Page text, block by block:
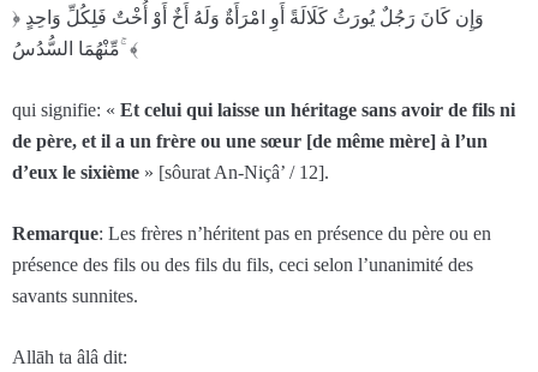
﴿ وَإِن كَانَ رَ‌جُلٌ يُورَ‌ثُ كَلَالَةً أَوِ امْرَ‌أَةٌ وَلَهُ أَخٌ أَوْ أُخْتٌ فَلِكُلِّ وَاحِدٍ
مِّنْهُمَا السُّدُسُ ۚ ﴾
qui signifie: « Et celui qui laisse un héritage sans avoir de fils ni
de père, et il a un frère ou une sœur [de même mère] à l’un
d’eux le sixième » [sôurat An-Niçâ’ / 12].
Remarque: Les frères n’héritent pas en présence du père ou en
présence des fils ou des fils du fils, ceci selon l’unanimité des
savants sunnites.
Allāh ta âlâ dit: